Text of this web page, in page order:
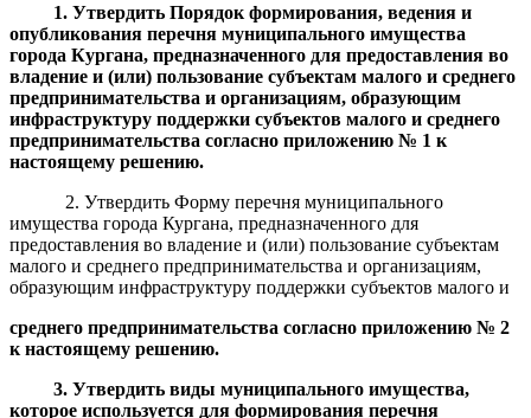
1. Утвердить Порядок формирования, веденияи
опубликования перечня муниципального имущества
города Кургана, предназначенного для предоставления во
владение и (или) пользование субъектам малого и среднего
предпринимательства и организациям, образующим
инфраструктуру поддержки субъектов малого и среднего
предпринимательства согласно приложению № 1 к
настоящему решению.
2. Утвердить Форму перечня муниципального
имущества города Кургана, предназначенного для
предоставления во владение и (или) пользование субъектам
малого и среднего предпринимательства и организациям,
образующим инфраструктуру поддержки субъектов малого и
среднего предпринимательства согласно приложению № 2
к настоящему решению.
3. Утвердить виды муниципального имущества,
которое используется для формирования перечня